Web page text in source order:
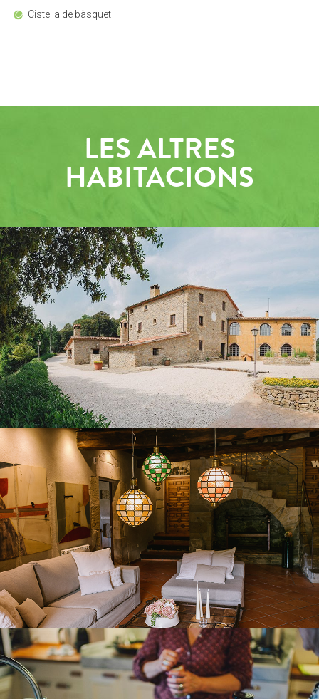
Cistella de bàsquet
LES ALTRES
HABITACIONS
SALA D’ESTAR PLANTA BAIXA
CUINA - MENJADOR